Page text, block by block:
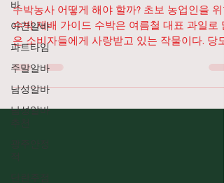
바
야간알바
파트타임
주말알바
남성알바
남성알바
박 재배 가이드
수박농사 어떻게 해야 할까? 초보 농업인을 위
수박 재배 가이드 수박은 여름철 대표 과일로
은 소비자들에게 사랑받고 있는 작물이다. 당도
생하기 때문에 농가에서도 인기 있는 재배 품목
중 하나다. 하지만 수박은 재배 기간 동안 온도